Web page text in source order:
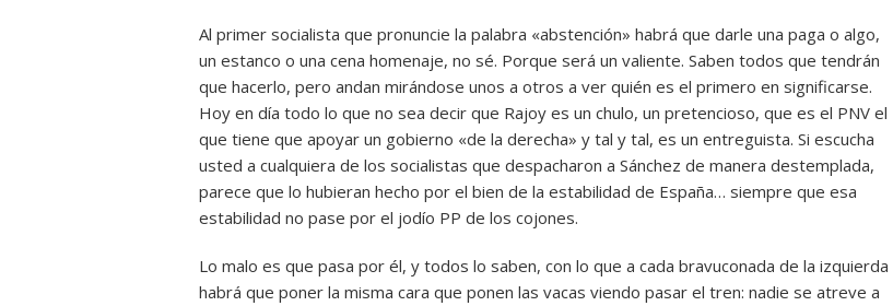
Al primer socialista que pronuncie la palabra «abstención» habrá que darle una paga o algo,
un estanco o una cena homenaje, no sé. Porque será un valiente. Saben todos que tendrán
que hacerlo, pero andan mirándose unos a otros a ver quién es el primero en significarse.
Hoy en día todo lo que no sea decir que Rajoy es un chulo, un pretencioso, que es el PNV el
que tiene que apoyar un gobierno «de la derecha» y tal y tal, es un entreguista. Si escucha
usted a cualquiera de los socialistas que despacharon a Sánchez de manera destemplada,
parece que lo hubieran hecho por el bien de la estabilidad de España… siempre que esa
estabilidad no pase por el jodío PP de los cojones.
Lo malo es que pasa por él, y todos lo saben, con lo que a cada bravuconada de la izquierda
habrá que poner la misma cara que ponen las vacas viendo pasar el tren: nadie se atreve a